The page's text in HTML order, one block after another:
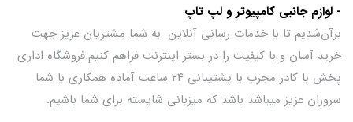
- لوازم جانبی کامپیوتر و لپ تاپ
برآن‌شدیم تا با خدمات رسانی آنلاین به شما مشتریان عزیز جهت
خرید آسان و با کیفیت را در بستر اینترنت فراهم کنیم.فروشگاه اداری
پخش با کادر مجرب با پشتیبانی ۲۴ ساعت آماده همکاری با شما
سروران عزیز میباشد باشد که میزبانی شایسته برای شما باشیم.